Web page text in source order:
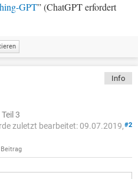
GPT” (ChatGPT erfordert
Info
3
#2
zuletzt bearbeitet: 09.07.2019,